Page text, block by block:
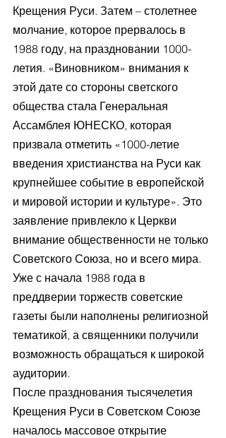
Крещения Руси. Затем – столетнее
молчание, которое прервалось в
1988 году, на праздновании 1000-
летия. «Виновником» внимания к
этой дате со стороны светского
общества стала Генеральная
Ассамблея ЮНЕСКО, которая
призвала отметить «1000-летие
введения христианства на Руси как
крупнейшее событие в европейской
и мировой истории и культуре». Это
заявление привлекло к Церкви
внимание общественности не только
Советского Союза, но и всего мира.
Уже с начала 1988 года в
преддверии торжеств советские
газеты были наполнены религиозной
тематикой, а священники получили
возможность обращаться к широкой
аудитории.
После празднования тысячелетия
Крещения Руси в Советском Союзе
началось массовое открытие